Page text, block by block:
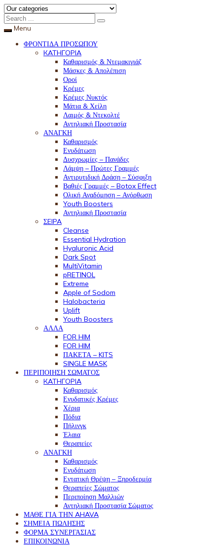
Menu
ΦΡΟΝΤΙΔΑ ΠΡΟΣΩΠΟΥ
КАТНГОРІА
Καθαρισμός & Ντεμακιγιάζ
Μάσκες & Απολέπιση
Οροί
Κρέμες
Κρέμες Νυκτός
Μάτια & Χείλη
Λαιμός & Ντεκολτέ
Αντηλιακή Προστασία
ΑΝΑΓΚΗ
Καθαρισμός
Ενυδάτωση
Δυσχρωμίες – Πανάδες
Λάμψη – Πρώτες Γραμμές
Αντιρυτιδική Δράση – Σύσφιξη
Βαθιές Γραμμές – Botox Effect
Ολική Αναδόμηση – Ανόρθωση
Youth Boosters
Αντηλιακή Προστασία
ΣEIPA
Cleanse
Essential Hydration
Hyaluronic Acid
Dark Spot
MultiVitamin
pRETINOL
Extreme
Apple of Sodom
Halobacteria
Uplift
Youth Boosters
ΑΛΛΑ
FOR HIM
FOR HIM
ΠΑΚΕΤΑ – KITS
SINGLE MASK
ΠΕΡΙΠΟΙΗΣΗ ΣΩΜΑΤΟΣ
КАТНГОРІА
Καθαρισμός
Ενυδατικές Κρέμες
Χέρια
Πόδια
Πήλινγκ
Έλαια
Θεραπείες
ΑΝΑΓΚΗ
Καθαρισμός
Ενυδάτωση
Εντατική Θρέψη – Ξηροδερμία
Θεραπείες Σώματος
Περιποίηση Μαλλιών
Αντηλιακή Προστασία Σώματος
ΜΑΘΕ ΓΙΑ ΤΗΝ AHAVA
ΣΗΜΕΙΑ ΠΩΛΗΣΗΣ
ΦΟΡΜΑ ΣΥΝΕΡΓΑΣΙΑΣ
ΕΠΙΚΟΙΝΩΝΙΑ